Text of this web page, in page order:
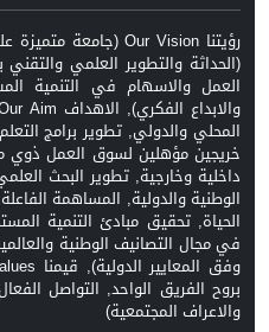
(الحداثة والتطوير العلمي
العمل والاسهام في التنمية
المحلي والدولي, تطوير برامج
خريجين مؤهلين لسوق العمل ذوي
داخلية وخارجية, تطوير البحث
الوطنية والدولية, المساهمة
الحياة, تحقيق مبادئ التنمية
في مجال التصانيف الوطنية
بروح الفريق الواحد, التواصل الفعال,
والاعراف المجتمعية)